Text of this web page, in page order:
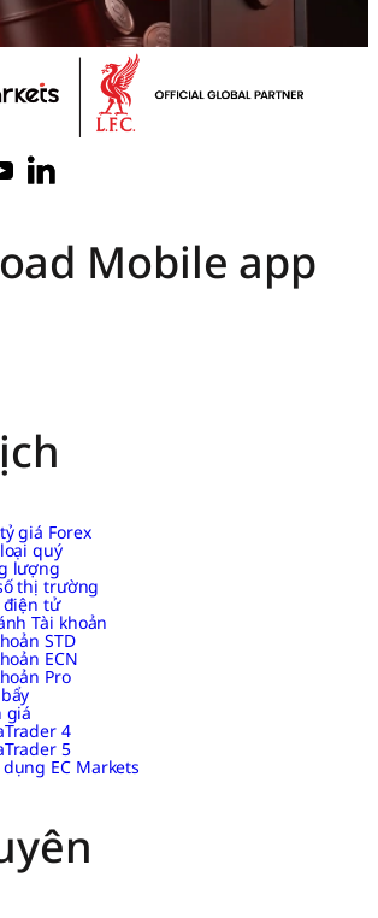
Mobile app
giá Forex
quý
lượng
thị trường
điện tử
Tài khoản
STD
ECN
Pro
giá
4
5
EC Markets